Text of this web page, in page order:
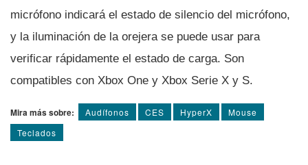
micrófono indicará el estado de silencio del micrófono,
y la iluminación de la orejera se puede usar para
verificar rápidamente el estado de carga. Son
compatibles con Xbox One y Xbox Serie X y S.
Mira más sobre: Audí­fonos CES HyperX
Mouse
Teclados